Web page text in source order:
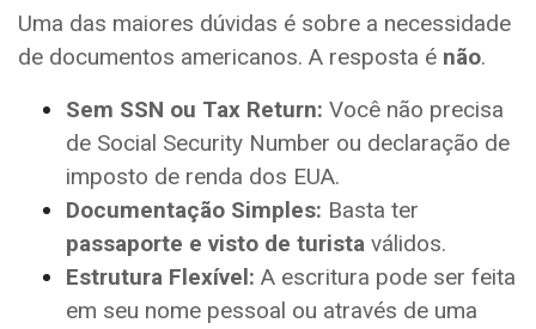
Uma das maiores dúvidas é sobre a necessidade
de documentos americanos. A resposta é não.
Sem SSN ou Tax Return: Você não precisa
de Social Security Number ou declaração de
imposto de renda dos EUA.
Documentação Simples: Basta ter
passaporte e visto de turista válidos.
Estrutura Flexível: A escritura pode ser feita
em seu nome pessoal ou através de uma